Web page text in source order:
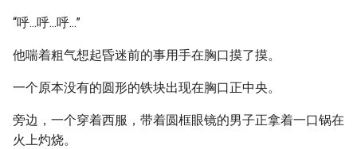
“呼...呼...呼...”
他喘着粗气想起昏迷前的事用手在胸口摸了摸。
一个原本没有的圆形的铁块出现在胸口正中央。
旁边，一个穿着西服，带着圆框眼镜的男子正拿着一口锅在
火上灼烧。